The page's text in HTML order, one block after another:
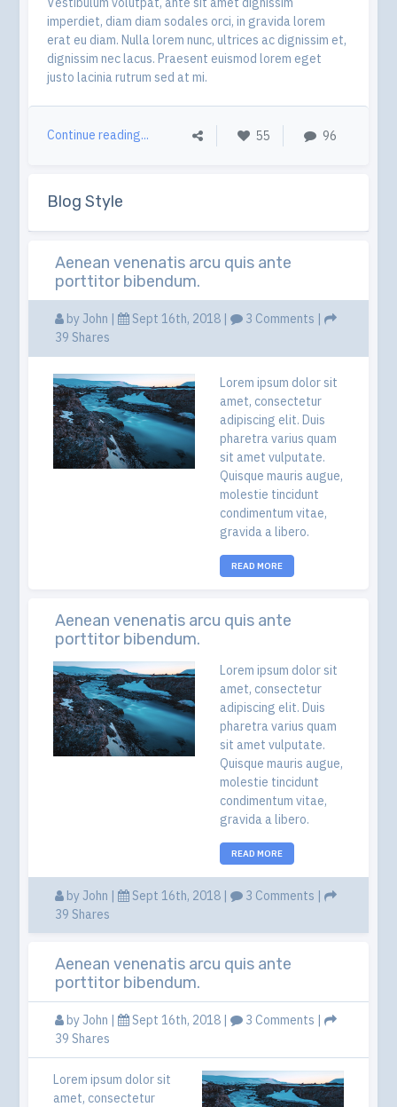
imperdiet, diam diam sodales orci, in gravida lorem
erat eu diam. Nulla lorem nunc, ultrices ac dignissim et,
dignissim nec lacus. Praesent euismod lorem eget
justo lacinia rutrum sed at mi.
Continue reading... 55 96
Blog Style
Aenean venenatis arcu quis ante
porttitor bibendum.
by John | Sept 16th, 2018 | 3 Comments |
39 Shares
Lorem ipsum dolor sit
amet, consectetur
adipiscing elit. Duis
pharetra varius quam
sit amet vulputate.
Quisque mauris augue,
molestie tincidunt
condimentum vitae,
gravida a libero.
READ MORE
Aenean venenatis arcu quis ante
porttitor bibendum.
Lorem ipsum dolor sit
amet, consectetur
adipiscing elit. Duis
pharetra varius quam
sit amet vulputate.
Quisque mauris augue,
molestie tincidunt
condimentum vitae,
gravida a libero.
READ MORE
by John | Sept 16th, 2018 | 3 Comments |
39 Shares
Aenean venenatis arcu quis ante
porttitor bibendum.
byJohn | Sept 16th, 2018 | 3 Comments |
39 Shares
Lorem ipsum dolor sit
amet, consectetur